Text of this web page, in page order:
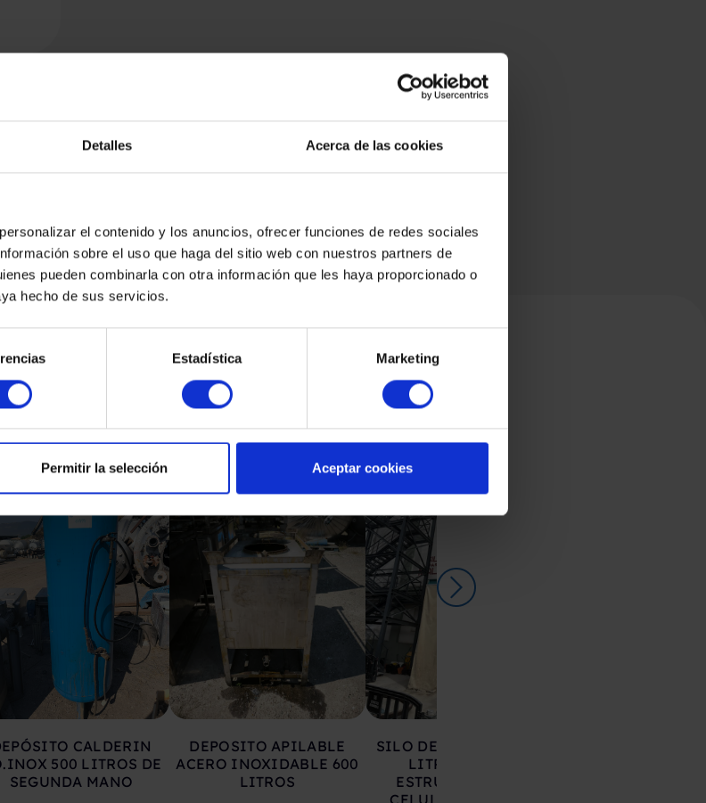
Detalles Acerca de las cookies
el contenido y los anuncios, ofrecer funciones de redes sociales
sobre el uso que haga del sitio web con nuestros partners de
pueden combinarla con otra información que les haya proporcionado o
hecho de sus servicios.
Estadística Marketing
Permitir la selección Aceptar cookies
Relacionados
CALDERIN
500 LITROS DE
SEGUNDA MANO
DEPOSITO APILABLE
ACERO INOXIDABLE 600
LITROS
SILO DE HIERRO 17.000
LITROS SOBRE
ESTRUCTURA CON
CELULAS DE CARGA